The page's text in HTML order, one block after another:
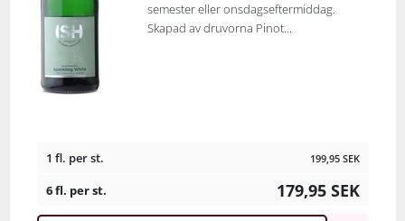
semester eller onsdagseftermiddag.
Skapad av druvorna Pinot...
1 fl. per st. 199,95 SEK
6 fl. per st. 179,95 SEK